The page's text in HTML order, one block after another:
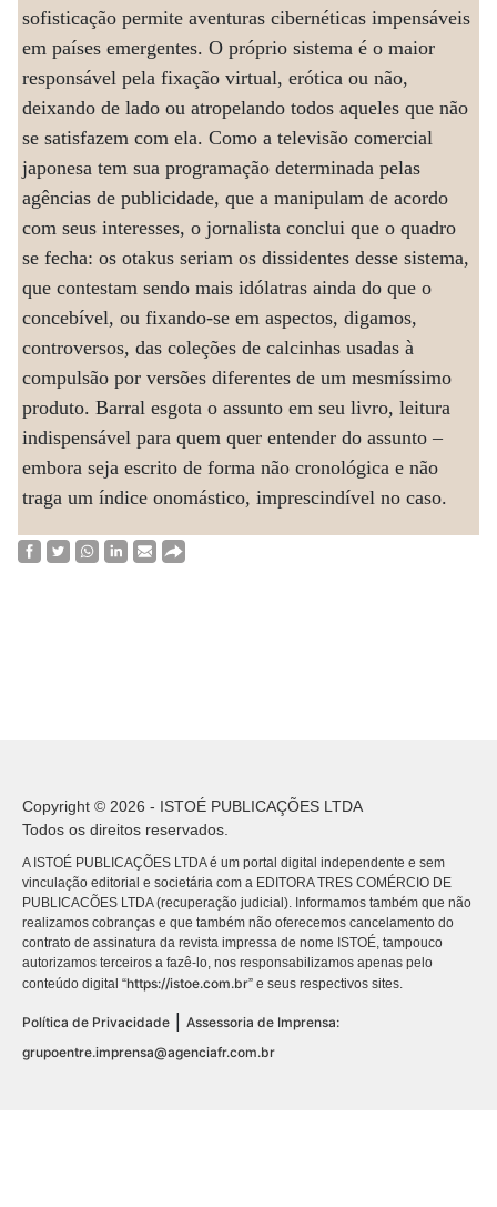
sofisticação permite aventuras cibernéticas impensáveis
em países emergentes. O próprio sistema é o maior
responsável pela fixação virtual, erótica ou não,
deixando de lado ou atropelando todos aqueles que não
se satisfazem com ela. Como a televisão comercial
japonesa tem sua programação determinada pelas
agências de publicidade, que a manipulam de acordo
com seus interesses, o jornalista conclui que o quadro
se fecha: os otakus seriam os dissidentes desse sistema,
que contestam sendo mais idólatras ainda do que o
concebível, ou fixando-se em aspectos, digamos,
controversos, das coleções de calcinhas usadas à
compulsão por versões diferentes de um mesmíssimo
produto. Barral esgota o assunto em seu livro, leitura
indispensável para quem quer entender do assunto –
embora seja escrito de forma não cronológica e não
traga um índice onomástico, imprescindível no caso.
Copyright © 2026 - ISTOÉ PUBLICAÇÕES LTDA
Todos os direitos reservados.
A ISTOÉ PUBLICAÇÕES LTDA é um portal digital independente e sem
vinculação editorial e societária com a EDITORA TRES COMÉRCIO DE
PUBLICACÕES LTDA (recuperação judicial). Informamos também que não
realizamos cobranças e que também não oferecemos cancelamento do
contrato de assinatura da revista impressa de nome ISTOÉ, tampouco
autorizamos terceiros a fazê-lo, nos responsabilizamos apenas pelo
conteúdo digital “https://istoe.com.br” e seus respectivos sites.
Política de Privacidade
Assessoria de Imprensa:
grupoentre.imprensa@agenciafr.com.br